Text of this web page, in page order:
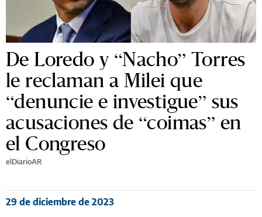
De Loredo y “Nacho” Torres
le reclaman a Milei que
“denuncie e investigue” sus
acusaciones de “coimas” en
el Congreso
elDiarioAR
29 de diciembre de 2023